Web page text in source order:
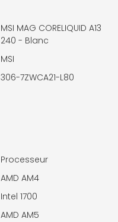
MSI MAG CORELIQUID A13
240 - Blanc
MSI
306-7ZWCA21-L80
Processeur
AMD AM4
Intel 1700
AMD AM5